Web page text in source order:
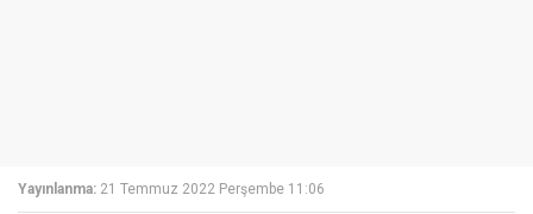
Yayınlanma: 21 Temmuz 2022 Perşembe 11:06